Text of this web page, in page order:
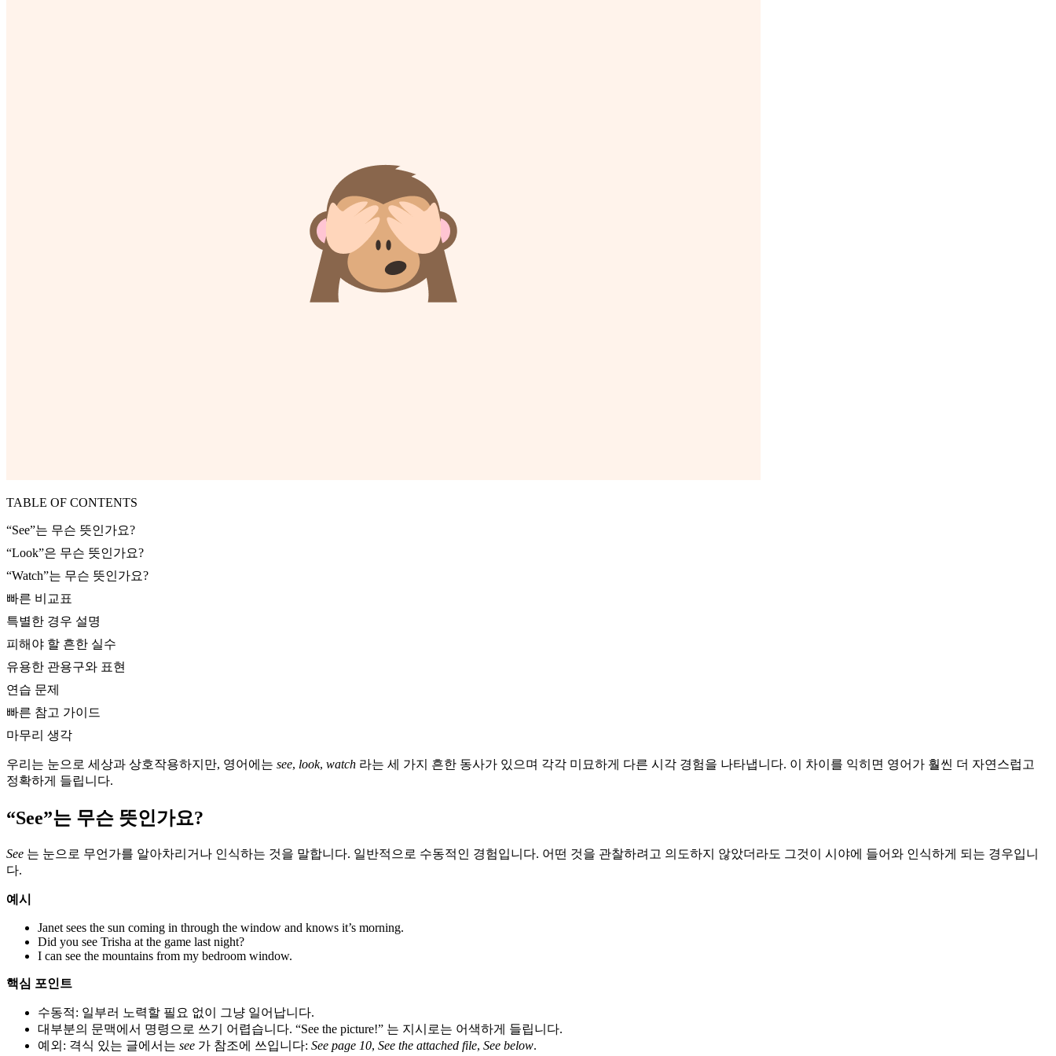
TABLE OF CONTENTS
“See”는 무슨 뜻인가요?
“Look”은 무슨 뜻인가요?
“Watch”는 무슨 뜻인가요?
빠른 비교표
특별한 경우 설명
피해야 할 흔한 실수
유용한 관용구와 표현
연습 문제
빠른 참고 가이드
마무리 생각
우리는 눈으로 세상과 상호작용하지만, 영어에는 see, look, watch 라는 세 가지 흔한 동사가 있으며 각각 미묘하게 다른 시각 경험을 나타냅니다. 이 차이를 익히면 영어가 훨씬 더 자연스럽고
정확하게 들립니다.
“See”는 무슨 뜻인가요?
See 는 눈으로 무언가를 알아차리거나 인식하는 것을 말합니다. 일반적으로 수동적인 경험입니다. 어떤 것을 관찰하려고 의도하지 않았더라도 그것이 시야에 들어와 인식하게 되는 경우입니
다.
예시
Janet sees the sun coming in through the window and knows it’s morning.
Did you see Trisha at the game last night?
I can see the mountains from my bedroom window.
핵심 포인트
수동적: 일부러 노력할 필요 없이 그냥 일어납니다.
대부분의 문맥에서 명령으로 쓰기 어렵습니다. “See the picture!” 는 지시로는 어색하게 들립니다.
예외: 격식 있는 글에서는 see 가 참조에 쓰입니다: See page 10, See the attached file, See below.